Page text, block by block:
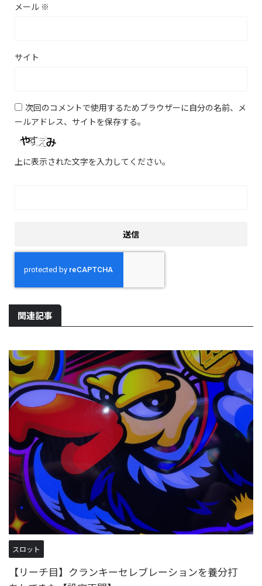
メール ※
サイト
次回のコメントで使用するためブラウザーに自分の名前、メ
ールアドレス、サイトを保存する。
上に表示された文字を入力してください。
関連記事
スロット
【リーチ目】クランキーセレブレーションを養分打